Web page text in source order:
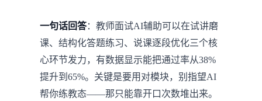
一句话回答：教师面试AI辅助可以在试讲磨
课、结构化答题练习、说课逐段优化三个核
心环节发力，有数据显示能把通过率从38%
提升到65%。关键是要用对模块，别指望AI
帮你练教态——那只能靠开口次数堆出来。